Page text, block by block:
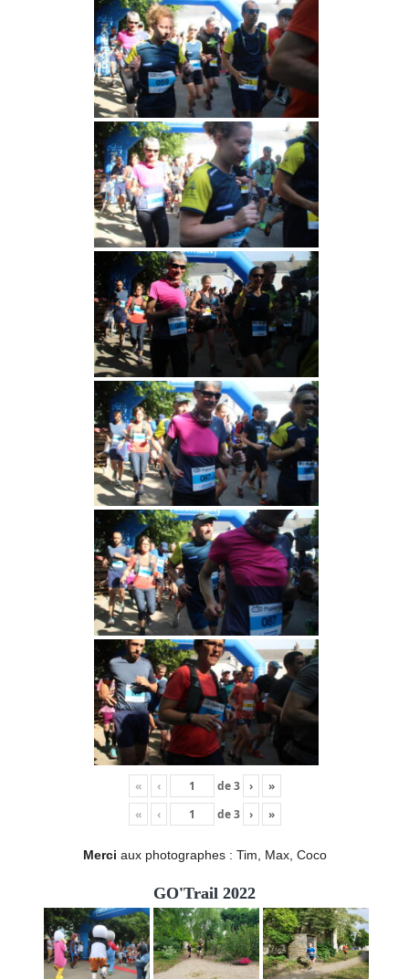
« ‹ de3 ›
»
«
‹ de3 › »
Merci aux photographes : Tim, Max, Coco
GO'Trail 2022